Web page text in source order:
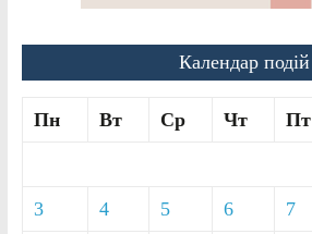
Календар подій
Пн Вт Ср Чт Пт
3 4 5 6 7